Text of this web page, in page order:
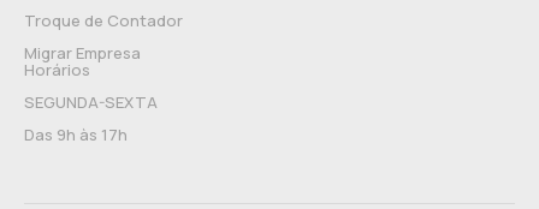
Troque de Contador
Migrar Empresa
Horários
SEGUNDA-SEXTA
Das 9h às 17h